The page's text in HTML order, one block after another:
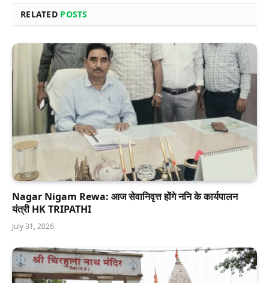
RELATED POSTS
Nagar Nigam Rewa: आज सेवानिवृत्त होंगे ननि के कार्यपालन
यंत्री HK TRIPATHI
July 31, 2026